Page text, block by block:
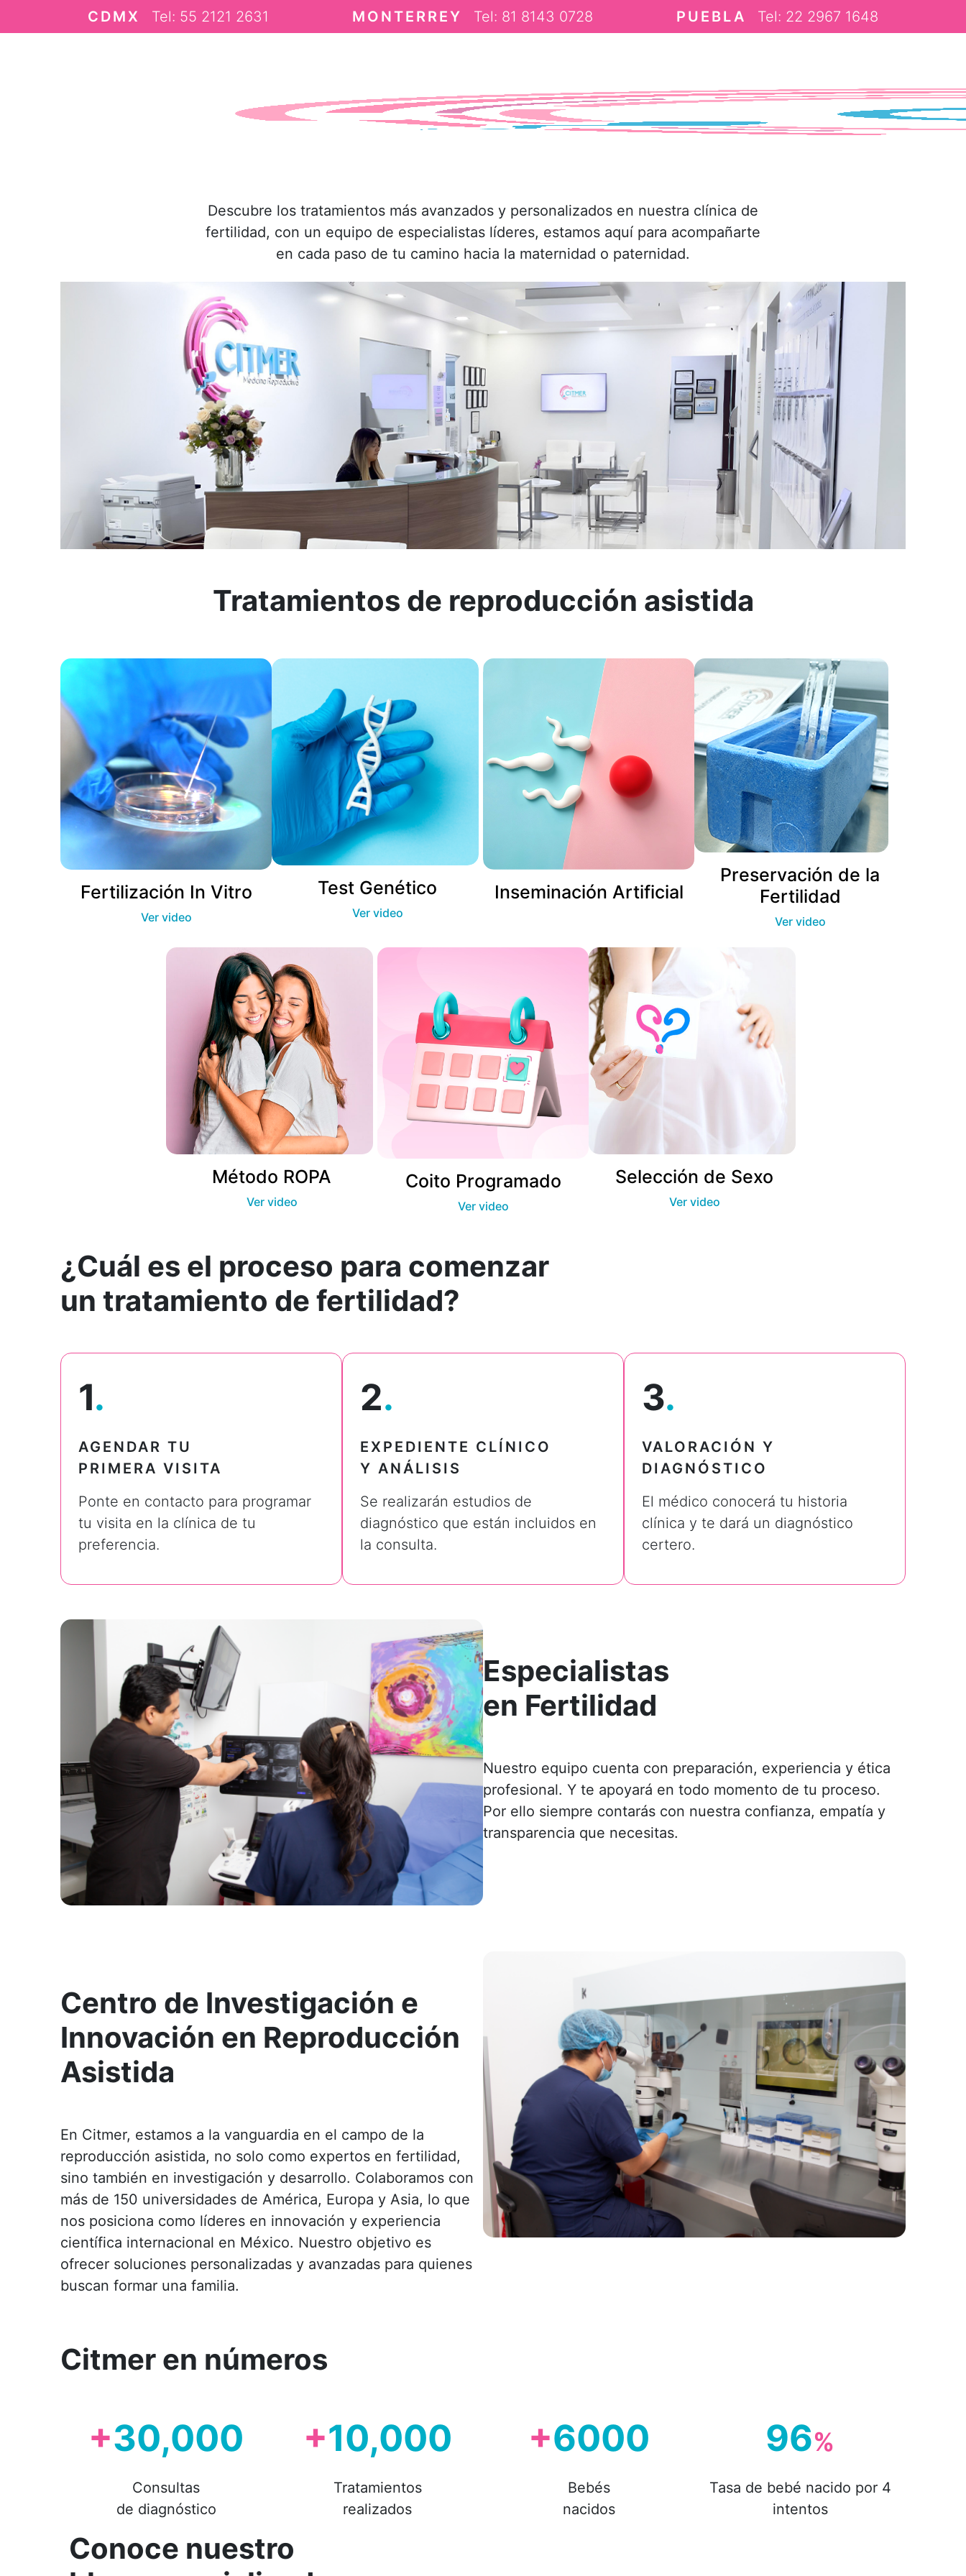
Skip to main contentCDMX Tel: 55 2121 2631 MONTERREY Tel: 81 8143 0728 PUEBLA Tel: 22 2967 1648
Clínica de fertilidad en CDMX,
Descubre los tratamientos más avanzados y personalizados en nuestra clínica de
fertilidad, con un equipo de especialistas líderes, estamos aquí para acompañarte
en cada paso de tu camino hacia la maternidad o paternidad.
Tratamientos de reproducción asistida
Fertilización In Vitro
Ver video
Test Genético
Ver video
Inseminación Artificial
Preservación de la
Fertilidad
Ver video
Método ROPA
Ver video
Coito Programado
Ver video
Selección de Sexo
Ver video
¿Cuál es el proceso para comenzar
un tratamiento de fertilidad?
1.
AGENDAR TU
PRIMERA VISITA
Ponte en contacto para programar
tu visita en la clínica de tu
preferencia.
2.
EXPEDIENTE CLÍNICO
Y ANÁLISIS
Se realizarán estudios de
diagnóstico que están incluidos en
la consulta.
3.
VALORACIÓN Y
DIAGNÓSTICO
El médico conocerá tu historia
clínica y te dará un diagnóstico
certero.
Especialistas
en Fertilidad
Nuestro equipo cuenta con preparación, experiencia y ética
profesional. Y te apoyará en todo momento de tu proceso.
Por ello siempre contarás con nuestra confianza, empatía y
transparencia que necesitas.
Centro de Investigación e
Innovación en Reproducción
Asistida
En Citmer, estamos a la vanguardia en el campo de la
reproducción asistida, no solo como expertos en fertilidad,
sino también en investigación y desarrollo. Colaboramos con
más de 150 universidades de América, Europa y Asia, lo que
nos posiciona como líderes en innovación y experiencia
científica internacional en México. Nuestro objetivo es
ofrecer soluciones personalizadas y avanzadas para quienes
buscan formar una familia.
Citmer en números
+30,000
Consultas
de diagnóstico
+10,000
Tratamientos
realizados
+6000
Bebés
nacidos
96%
Tasa de bebé nacido por 4
intentos
Conoce nuestro